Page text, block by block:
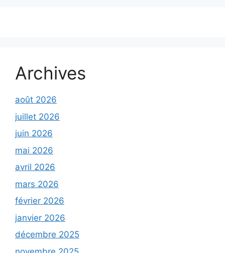
Archives
août 2026
juillet 2026
juin 2026
mai 2026
avril 2026
mars 2026
février 2026
janvier 2026
décembre 2025